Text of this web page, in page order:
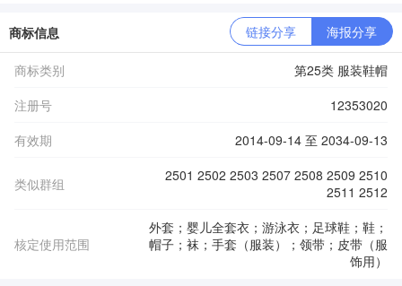
商标信息 链接分享 海报分享
商标类别
第25类 服装鞋帽
注册号
12353020
有效期
2014-09-14 至 2034-09-13
类似群组
2501 2502 2503 2507 2508 2509 2510
2511 2512
核定使用范围
外套；婴儿全套衣；游泳衣；足球鞋；鞋；
帽子；袜；手套（服装）；领带；皮带（服
饰用）